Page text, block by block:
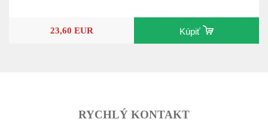
23,60 EUR Kúpiť
RYCHLÝ KONTAKT